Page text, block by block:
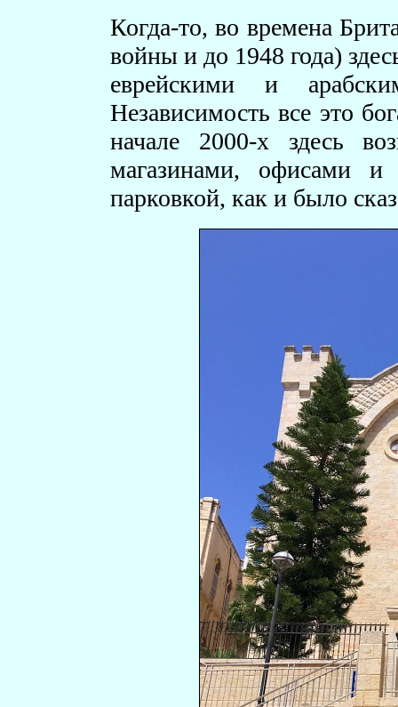
Когда-то, во времена
войны и до 1948 года)
еврейскими и
Независимость все это
начале 2000-х здесь
магазинами, офисами
парковкой, как и было